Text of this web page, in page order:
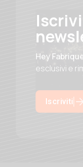
Hey
esclusivi e
Iscriviti